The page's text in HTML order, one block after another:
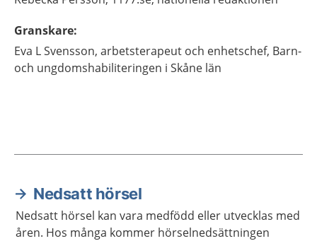
Granskare:
Eva L Svensson, arbetsterapeut och enhetschef, Barn-
och ungdomshabiliteringen i Skåne län
Aktuella artiklar
Nedsatt hörsel
Nedsatt hörsel kan vara medfödd eller utvecklas med
åren. Hos många kommer hörselnedsättningen